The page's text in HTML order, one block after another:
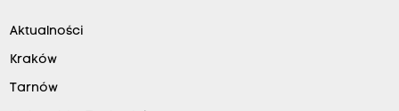
Aktualności
Kraków
Tarnów